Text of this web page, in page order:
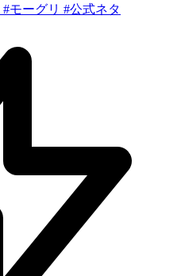
#モーグリ #公式ネタ